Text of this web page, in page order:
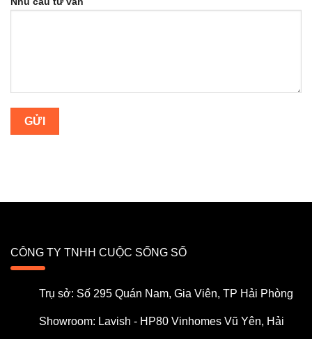
CÔNG TY TNHH CUỘC SỐNG SỐ
Trụ sở: Số 295 Quán Nam, Gia Viên, TP Hải Phòng
Showroom: Lavish - HP80 Vinhomes Vũ Yên, Hải